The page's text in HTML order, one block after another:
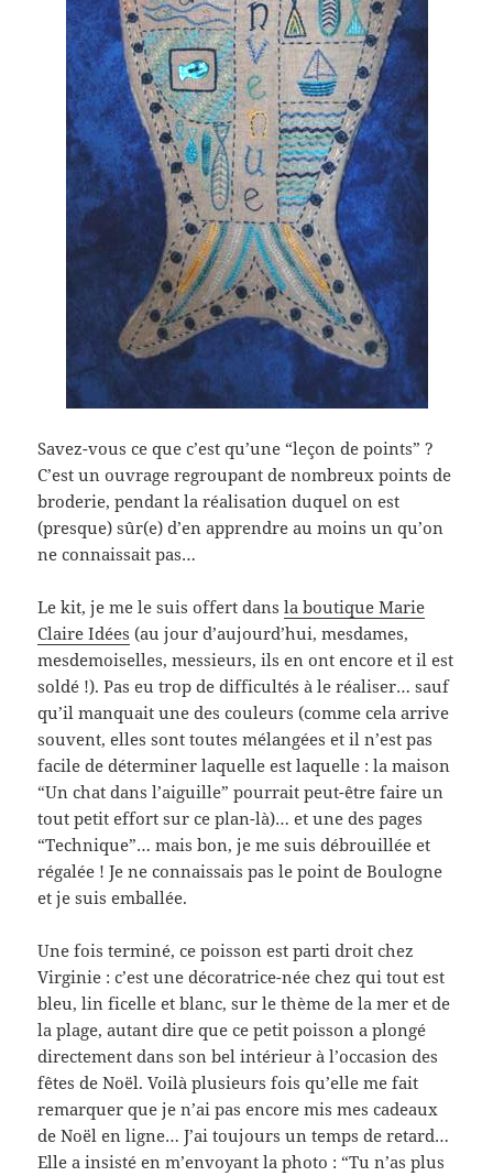
Savez-vous ce que c’est qu’une “leçon de points” ?
C’est un ouvrage regroupant de nombreux points de
broderie, pendant la réalisation duquel on est
(presque) sûr(e) d’en apprendre au moins un qu’on
ne connaissait pas…
Le kit, je me le suis offert dansla boutique Marie
Claire Idées (au jour d’aujourd’hui, mesdames,
mesdemoiselles, messieurs, ils en ont encore et il est
soldé !). Pas eu trop de difficultés à le réaliser… sauf
qu’il manquait une des couleurs (comme cela arrive
souvent, elles sont toutes mélangées et il n’est pas
facile de déterminer laquelle est laquelle : la maison
“Un chat dans l’aiguille” pourrait peut-être faire un
tout petit effort sur ce plan-là)… et une des pages
“Technique”… mais bon, je me suis débrouillée et
régalée ! Je ne connaissais pas le point de Boulogne
et je suis emballée.
Une fois terminé, ce poisson est parti droit chez
Virginie : c’est une décoratrice-née chez qui tout est
bleu, lin ficelle et blanc, sur le thème de la mer et de
la plage, autant dire que ce petit poisson a plongé
directement dans son bel intérieur à l’occasion des
fêtes de Noël. Voilà plusieurs fois qu’elle me fait
remarquer que je n’ai pas encore mis mes cadeaux
de Noël en ligne… J’ai toujours un temps de retard…
Elle a insisté en m’envoyant la photo : “Tu n’as plus